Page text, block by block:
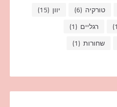
טורקיה (6) יוון (15)
רגליים (1)
שחורות (1)